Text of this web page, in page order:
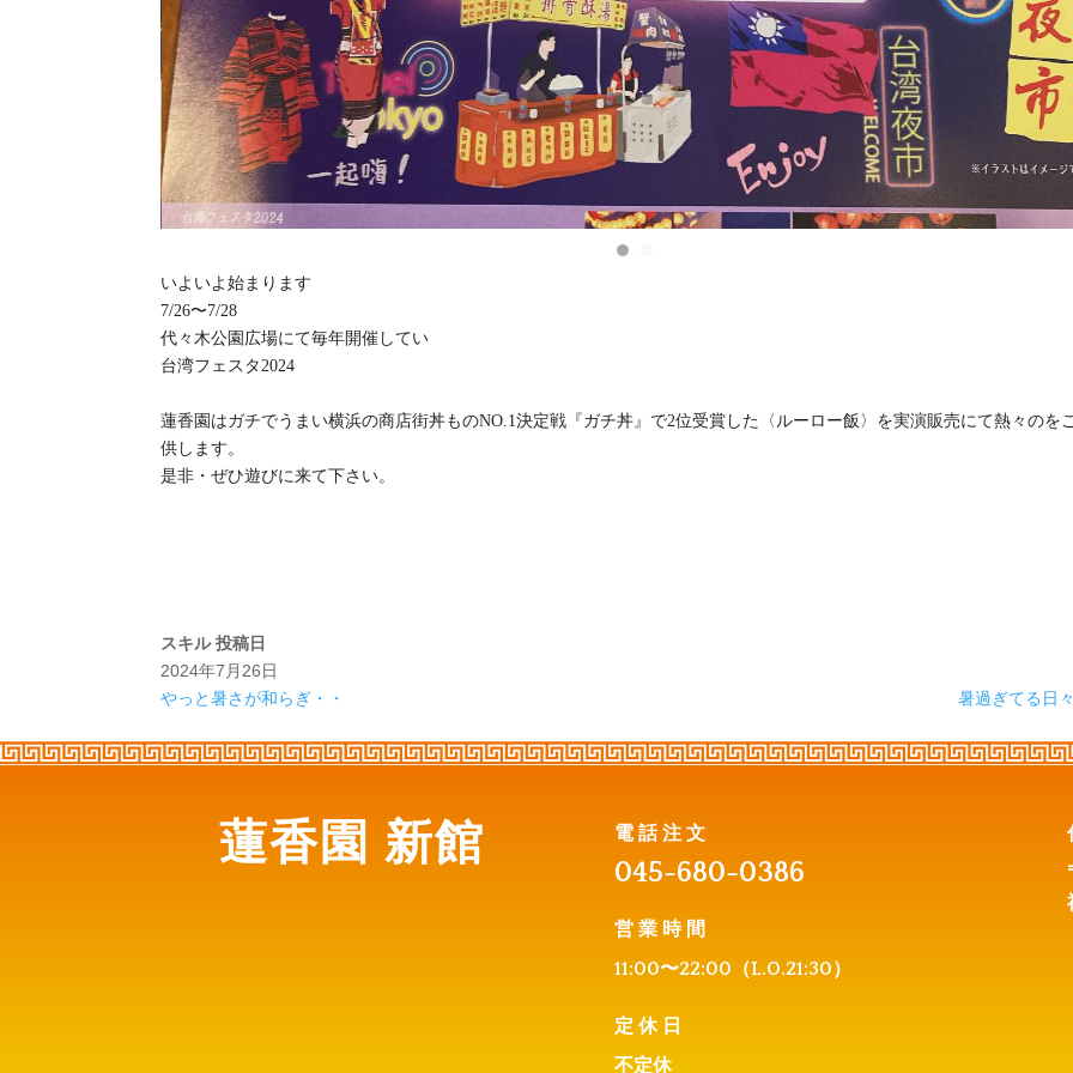
いよいよ始まります
7/26〜7/28
代々木公園広場にて毎年開催してい
台湾フェスタ2024
蓮香園はガチでうまい横浜の商店街丼ものNO.1決定戦『ガチ丼』で2位受賞した〈ルーロー飯〉を実演販売にて熱々のを
供します。
是非・ぜひ遊びに来て下さい。
スキル 投稿日
2024年7月26日
やっと暑さが和らぎ・・
暑過ぎてる日
蓮香園 新館 電話注文
045-680-0386
営業時間
11:00〜22:00（L.O.21:30）
定休日
不定休